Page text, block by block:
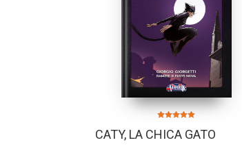
5.00
de 5
CATY, LA CHICA GATO